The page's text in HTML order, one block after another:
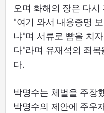
오며 화해의 장은 다
"여기 와서 내용증명
냐"며 서류로 뺨을 치
다"라며 유재석의 죄
다.
박명수는 체벌을 주장
박명수의 제안에 주우